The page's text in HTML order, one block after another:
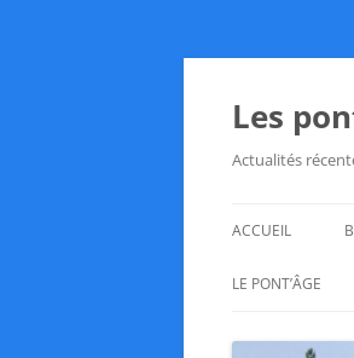
Aller
Les
Actualités
ACCUEIL
LE PONT’ÂGE